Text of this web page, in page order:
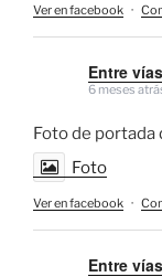
Ver en facebook ·
Entre vías
6 meses
Foto de portada
Foto
Ver en facebook ·
Entre vías